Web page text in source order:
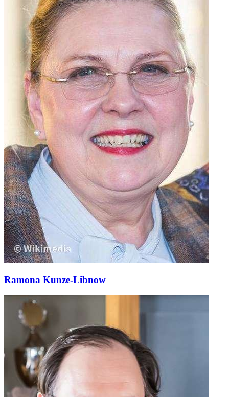
Ramona Kunze-Libnow